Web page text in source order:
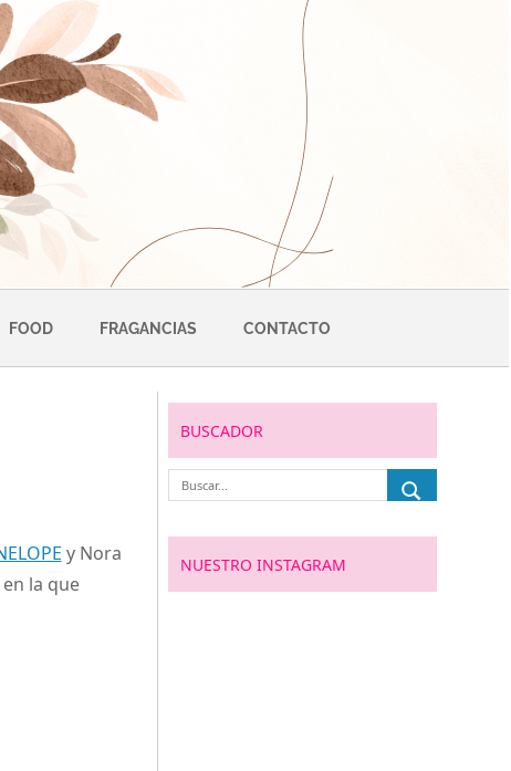
FOOD FRAGANCIAS CONTACTO
y Nora
la que
BUSCADOR
NUESTRO INSTAGRAM